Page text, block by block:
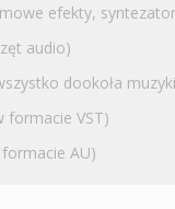
efekty,
audio)
dookoła
formacie VST)
AU)